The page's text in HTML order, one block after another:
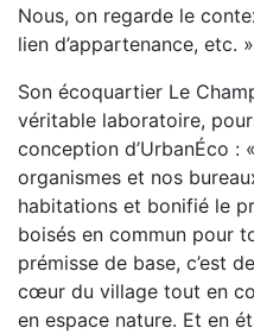
Nous, on regarde le
lien d’appartenance, etc. »
Son écoquartier Le
véritable laboratoire,
conception d’UrbanÉco :
organismes et nos
habitations et bonifié le
boisés en commun pour
prémisse de base, c’est
cœur du village tout en
en espace nature. Et en